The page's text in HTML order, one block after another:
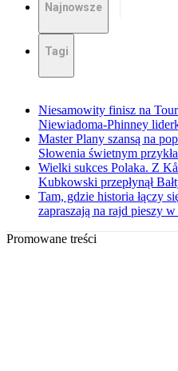
Najnowsze
Tagi
Niesamowity finisz na
Niewiadoma-Phinney
Master Plany szansą na
Słowenia świetnym
Wielki sukces Polaka. Z
Kubkowski przepłynął
Tam, gdzie historia łączy
zapraszają na rajd pieszy
Promowane treści